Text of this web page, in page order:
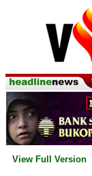
View Full Version